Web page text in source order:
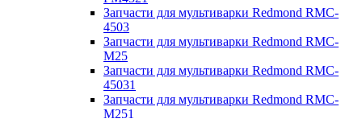
Запчасти для мультиварки Redmond RMC-
4503
Запчасти для мультиварки Redmond RMC-
M25
Запчасти для мультиварки Redmond RMC-
45031
Запчасти для мультиварки Redmond RMC-
M251